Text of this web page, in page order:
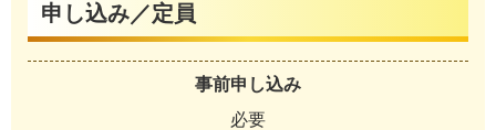
申し込み／定員
事前申し込み
必要